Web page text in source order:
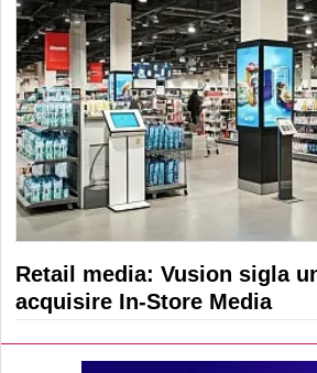
Retail media: Vusion sigla
acquisire In-Store Media